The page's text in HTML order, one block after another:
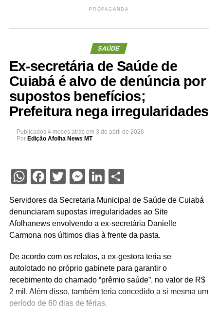
PROPAGANDA
SAÚDE
Ex-secretária de Saúde de
Cuiabá é alvo de denúncia por
supostos benefícios;
Prefeitura nega irregularidades
Publicados 4 meses atrás em 3 de abril de 2026
Por Edição Afolha News MT
WhatsApp
Facebook
Twitter
Messenger
LinkedIn
Share
Servidores da Secretaria Municipal de Saúde de Cuiabá
denunciaram supostas irregularidades ao Site
Afolhanews envolvendo a ex-secretária Danielle
Carmona nos últimos dias à frente da pasta.
De acordo com os relatos, a ex-gestora teria se
autolotado no próprio gabinete para garantir o
recebimento do chamado “prêmio saúde”, no valor de R$
2 mil. Além disso, também teria concedido a si mesma um
período de 60 dias de férias.